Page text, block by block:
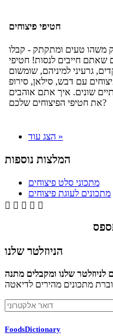
חטיפי פיצוחים
משהו טעים ומתקתק - קבלו
שאתם חייבים לנסות! חטיפי
גרעיני למיניהם, שומשום
עם דבש, סילאן, סירופ
שונים. איך אתם אוהבים
את חטיפי הפיצוחים שלכם?
הצג עוד »
המלצות נוספות
מתכוני סלט פיצוחים
מתכונים לעוגת פיצוחים
    
הניוזלטר שלנו
לניוזלטר שלנו ומקבלים מתנה
FoodsDictionary